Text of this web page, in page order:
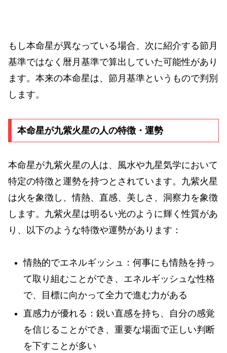
もし本命星が異なっている場合、次に紹介する節月
基準ではなく暦月基準で算出していた可能性があり
ます。本来の本命星は、節月基準というもので判別
します。
本命星が九紫火星の人の特徴・運勢
本命星が九紫火星の人は、風水や九星気学において
特定の特徴と運勢を持つとされています。九紫火星
は火を象徴し、情熱、直感、美しさ、洞察力を象徴
します。九紫火星は明るい光のように輝く性質があ
り、以下のような特徴や運勢があります：
情熱的でエネルギッシュ：何事にも情熱を持っ
て取り組むことができ、エネルギッシュな性格
で、目標に向かって全力で進む力がある
直感力が優れる：鋭い直感を持ち、自分の感覚
を信じることができ、重要な場面で正しい判断
を下すことが多い